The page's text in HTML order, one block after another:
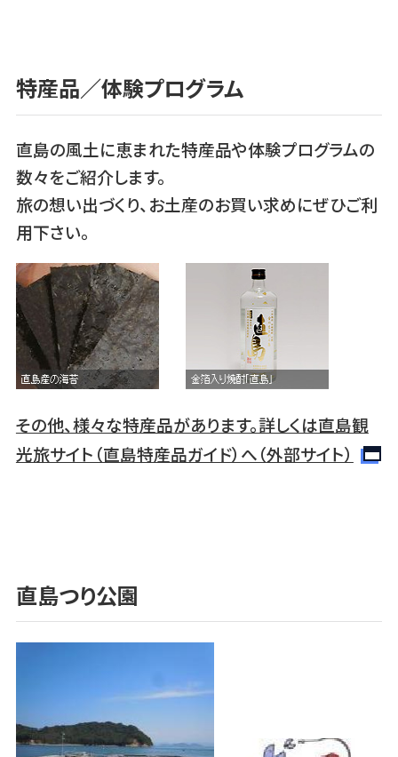
特産品／体験プログラム
直島の風土に恵まれた特産品や体験プログラムの
数々をご紹介します。
旅の想い出づくり、お土産のお買い求めにぜひご利
用下さい。
その他、様々な特産品があります。詳しくは直島観
光旅サイト（直島特産品ガイド）へ（外部サイト）
直島つり公園